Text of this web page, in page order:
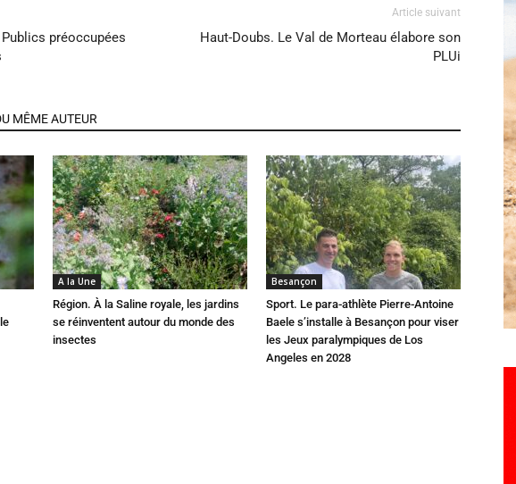
préoccupées
Article suivant
Haut-Doubs. Le Val de Morteau élabore son
PLUi
MÊME AUTEUR
A la Une
Région. À la Saline royale, les jardins
se réinventent autour du monde des
insectes
Besançon
Sport. Le para-athlète Pierre-Antoine
Baele s’installe à Besançon pour viser
les Jeux paralympiques de Los
Angeles en 2028